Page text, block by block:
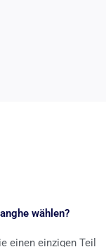
wählen?
einen einzigen Teil